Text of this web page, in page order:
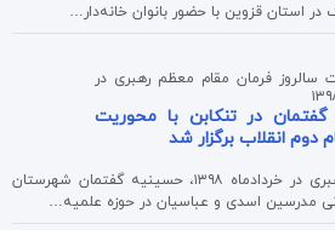
استان قزوین با حضور بانوان خانه‌دار…
سالروز فرمان مقام معظم رهبری در
در تنکابن با محوریت
دوم انقلاب برگزار شد
در سالروز فرمان مقام معظم رهبری در خردادماه ۱۳۹۸، حسینیه گفتمان شهرستان
مدرسین اسدی و عباسیان در حوزه علمیه…